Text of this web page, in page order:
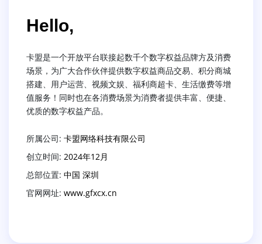
Hello,
卡盟是一个开放平台联接起数千个数字权益品牌方及消费
场景，为广大合作伙伴提供数字权益商品交易、积分商城
搭建、用户运营、视频文娱、福利商超卡、生活缴费等增
值服务！同时也在各消费场景为消费者提供丰富、便捷、
优质的数字权益产品。
所属公司: 卡盟网络科技有限公司
创立时间: 2024年12月
总部位置: 中国 深圳
官网网址: www.gfxcx.cn